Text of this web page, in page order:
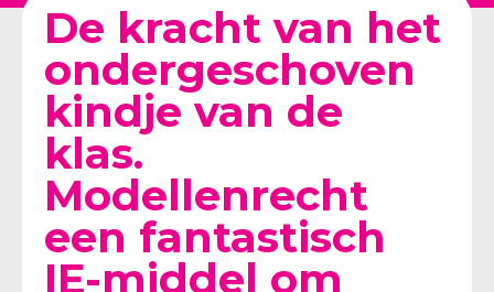
De kracht van het
ondergeschoven
kindje van de
klas.
Modellenrecht
een fantastisch
IE-middel om